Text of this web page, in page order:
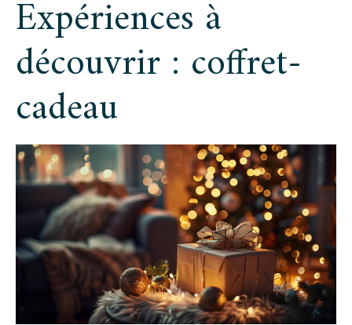
Expériences à
découvrir : coffret-
cadeau